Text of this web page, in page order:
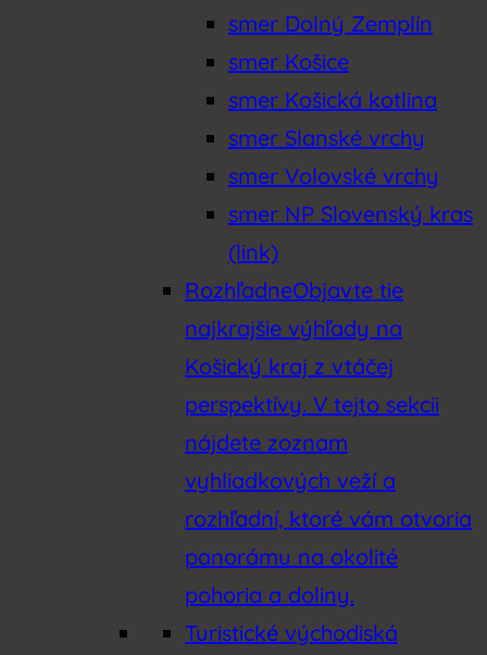
smer Dolný Zemplín
smer Košice
smer Košická kotlina
smer Slanské vrchy
smer Volovské vrchy
smer NP Slovenský kras
(link)
RozhľadneObjavte tie
najkrajšie výhľady na
Košický kraj z vtáčej
perspektívy. V tejto sekcii
nájdete zoznam
vyhliadkových veží a
rozhľadní, ktoré vám otvoria
panorámu na okolité
pohoria a doliny.
Turistické východiská